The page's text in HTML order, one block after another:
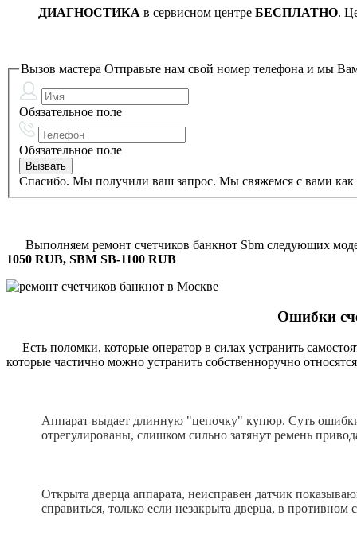
ДИАГНОСТИКА в сервисном центре БЕСПЛАТНО.
Вызов мастера Отправьте нам свой номер телефона и мы
Обязательное поле
Обязательное поле
Спасибо. Мы получили ваш запрос. Мы свяжемся с вами как
Выполняем ремонт счетчиков банкнот Sbm следующих
1050 RUB, SBM SB-1100 RUB
Ошибки
Есть поломки, которые оператор в силах устранить
которые частично можно устранить собственноручно
Аппарат выдает длинную "цепочку" купюр. Суть
отрегулированы, слишком сильно затянут ремень
Открыта дверца аппарата, неисправен датчик
справиться, только если незакрыта дверца, в противном